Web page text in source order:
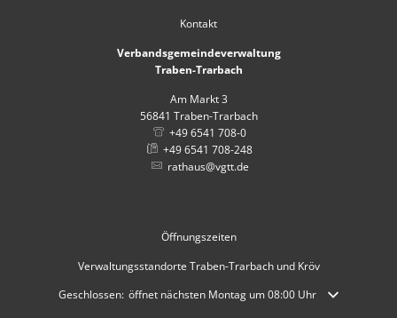
Kontakt
Verbandsgemeindeverwaltung
Traben-Trarbach
Am Markt 3
56841 Traben-Trarbach
+49 6541 708-0
+49 6541 708-248
rathaus@vgtt.de
Öffnungszeiten
Verwaltungsstandorte Traben-Trarbach und Kröv
Klicken, um weitere Öffnungs- oder Schließzeiten auszublenden
Geschlossen: öffnet nächsten Montag um 08:00 Uhr